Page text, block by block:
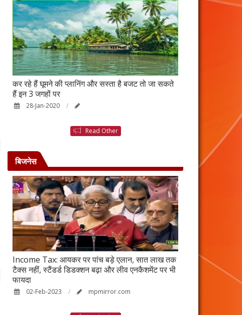
कर रहे हैं घूमने की प्लानिंग और सस्ता है बजट तो जा सकते
हैं इन 3 जगहों पर
28-Jan-2020
Read Other
बिजनेस
Income Tax: आयकर पर पांच बड़े एलान, सात लाख तक
टैक्स नहीं, स्टैंडर्ड डिडक्शन बढ़ा और लीव एनकैशमेंट पर भी
फायदा
02-Feb-2023 mpmirror.com
वर्ष 2023 में भी
विकेंद्रीकरण का
17-Jan-2023